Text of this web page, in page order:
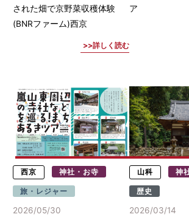
された畑で京野菜収穫体験
(BNRファーム)西京
詳しく読む
ア
西京 神社・お寺
旅・レジャー
2026/05/30
山科 神
歴史
2026/03/14